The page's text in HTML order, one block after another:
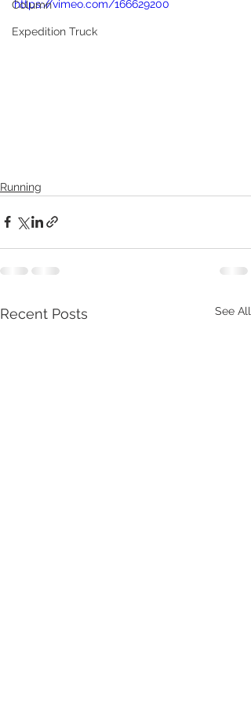
Column
Expedition Truck
https://vimeo.com/166629200
Running
Recent Posts See All